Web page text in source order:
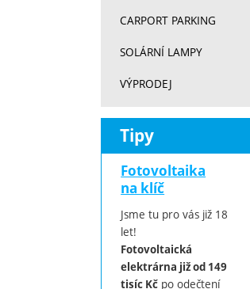
CARPORT PARKING
SOLÁRNÍ LAMPY
VÝPRODEJ
Tipy
Fotovoltaika
na klíč
Jsme tu pro vás již 18
let!
Fotovoltaická
elektrárna již od 149
tisíc Kč po odečtení